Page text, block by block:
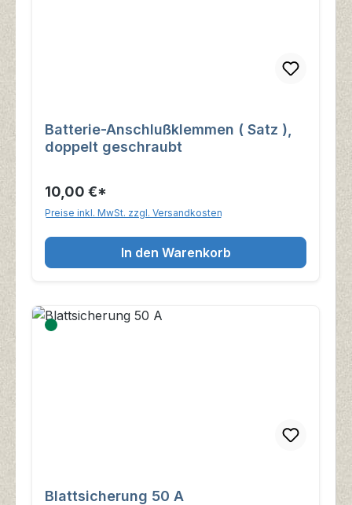
Batterie-Anschlußklemmen ( Satz ),
doppelt geschraubt
10,00 €*
Preise inkl. MwSt. zzgl. Versandkosten
In den Warenkorb
Blattsicherung 50 A